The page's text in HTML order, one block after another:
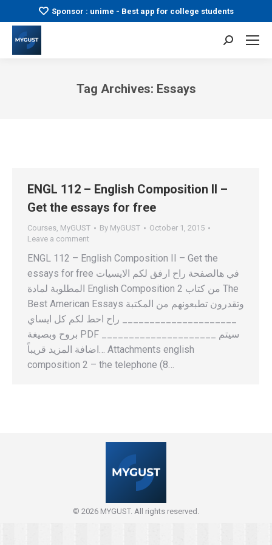
Sponsor : unime - Best app for college students
Search:
Tag Archives: Essays
ENGL 112 – English Composition II –
Get the essays for free
Courses, MyGUST By MyGUST
October 1, 2015
Leave a comment
ENGL 112 – English Composition II – Get the
essays for free في هالصفحة راح ارفق لكم الايسيات
المطلوبة لمادة English Composition 2 من كتاب The
Best American Essays وتقدرون تطبعونهم من المكتبة
_____________________ راح احط لكم كل ايساي
بروح وبصيغة PDF _____________________ سيتم
اضافة المزيد قريباً… Attachments english
composition 2 – the telephone (8…
© 2026 MYGUST. All rights reserved.